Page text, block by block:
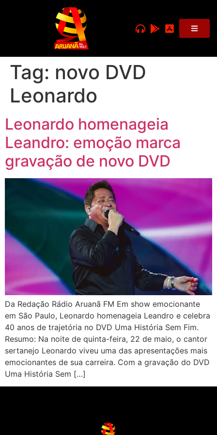
Tag: novo DVD
Leonardo
Leonardo homenageia
Leandro: emoção marca
gravação de novo DVD
Da Redação Rádio Aruanã FM Em show emocionante
em São Paulo, Leonardo homenageia Leandro e celebra
40 anos de trajetória no DVD Uma História Sem Fim.
Resumo: Na noite de quinta-feira, 22 de maio, o cantor
sertanejo Leonardo viveu uma das apresentações mais
emocionantes de sua carreira. Com a gravação do DVD
Uma História Sem […]